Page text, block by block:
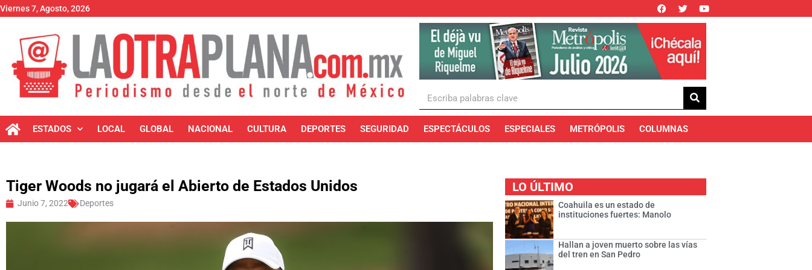
Viernes 7, Agosto, 2026
ESTADOS LOCAL GLOBAL NACIONAL CULTURA DEPORTES SEGURIDAD ESPECTÁCULOS ESPECIALES METRÓPOLIS COLUMNAS
Tiger Woods no jugará el Abierto de Estados Unidos
Junio 7, 2022 Deportes
LO ÚLTIMO
Coahuila es un estado de
instituciones fuertes: Manolo
Hallan a joven muerto sobre las vías
del tren en San Pedro